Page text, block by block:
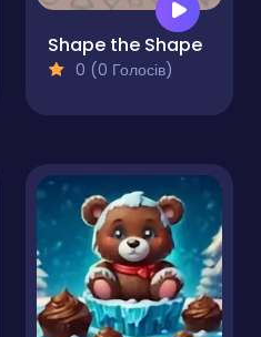
Shape the Shape
0 (0 Голосів)